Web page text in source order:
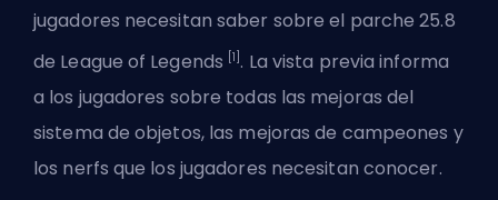
jugadores necesitan saber sobre el parche 25.8
de League of Legends [1] . La vista previa informa
a los jugadores sobre todas las mejoras del
sistema de objetos, las mejoras de campeones y
los nerfs que los jugadores necesitan conocer.